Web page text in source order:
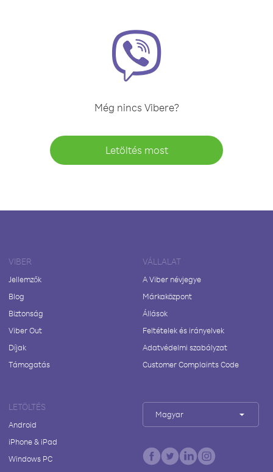
Még nincs Vibere?
Letöltés most
VIBER
Jellemzők
Blog
Biztonság
Viber Out
Díjak
Támogatás
VÁLLALAT
A Viber névjegye
Márkaközpont
Állások
Feltételek és irányelvek
Adatvédelmi szabályzat
Customer Complaints Code
LETÖLTÉS
Android
iPhone & iPad
Windows PC
Magyar